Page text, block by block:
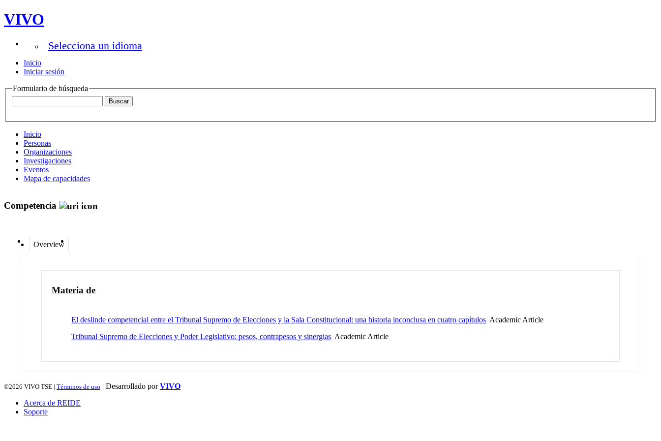
VIVO
Selecciona un idioma
Inicio
Iniciar sesión
Formulario de búsqueda
Inicio
Personas
Organizaciones
Investigaciones
Eventos
Mapa de capacidades
Competencia
Overview
Materia de
El deslinde competencial entre el Tribunal Supremo de Elecciones y la Sala Constitucional: una historia inconclusa en cuatro capítulos Academic Article
Tribunal Supremo de Elecciones y Poder Legislativo: pesos, contrapesos y sinergias Academic Article
©2026 VIVO TSE | Términos de uso | Desarrollado porVIVO
Acerca de REIDE
Soporte